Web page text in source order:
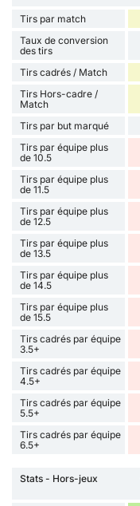
Tirs par match
Taux de conversion
des tirs
Tirs cadrés / Match
Tirs Hors-cadre /
Match
Tirs par but marqué
Tirs par équipe plus
de 10.5
Tirs par équipe plus
de 11.5
Tirs par équipe plus
de 12.5
Tirs par équipe plus
de 13.5
Tirs par équipe plus
de 14.5
Tirs par équipe plus
de 15.5
Tirs cadrés par équipe
3.5+
Tirs cadrés par équipe
4.5+
Tirs cadrés par équipe
5.5+
Tirs cadrés par équipe
6.5+
Stats - Hors-jeux